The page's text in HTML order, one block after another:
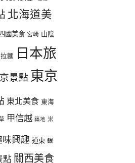
北海道美
國美食 宮崎 山陰
拉麵 日本旅
景點 東京
東北美食 東海
甲信越 築地 米
味興趣 道東 銀
點 關西美食